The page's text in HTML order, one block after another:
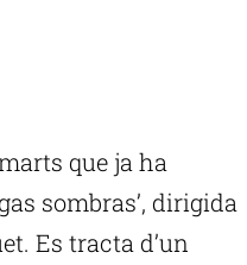
que ja ha
sombras’, dirigida
Es tracta d’un